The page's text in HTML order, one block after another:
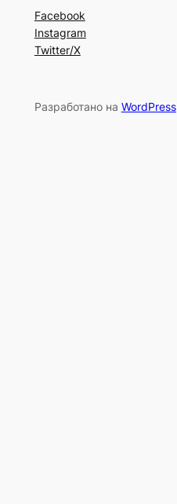
Facebook
Instagram
Twitter/X
Разработано на WordPress